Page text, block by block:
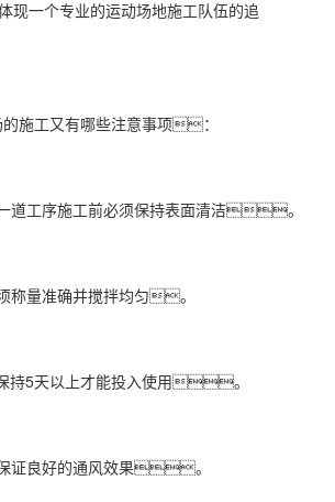
一个专业的运动场地施工队伍的追
施工又有哪些注意事项：
工序施工前必须保持表面清洁。
量准确并搅拌均匀。
5天以上才能投入使用。
良好的通风效果。